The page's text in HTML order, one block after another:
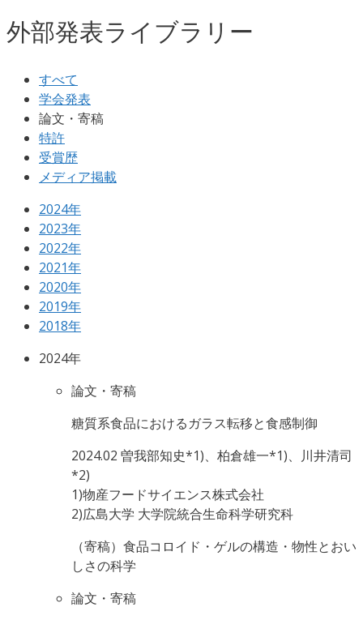
外部発表ライブラリー
すべて
学会発表
論文・寄稿
特許
受賞歴
メディア掲載
2024年
2023年
2022年
2021年
2020年
2019年
2018年
2024年
論文・寄稿
糖質系食品におけるガラス転移と食感制御
2024.02 曽我部知史*1)、柏倉雄一*1)、川井清司
*2)
1)物産フードサイエンス株式会社
2)広島大学 大学院統合生命科学研究科
（寄稿）食品コロイド・ゲルの構造・物性とおい
しさの科学
論文・寄稿